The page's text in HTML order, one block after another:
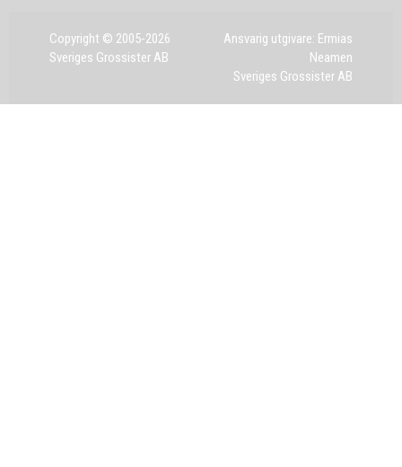
Copyright © 2005-2026
Sveriges Grossister AB
Ansvarig utgivare: Ermias
Neamen
Sveriges Grossister AB